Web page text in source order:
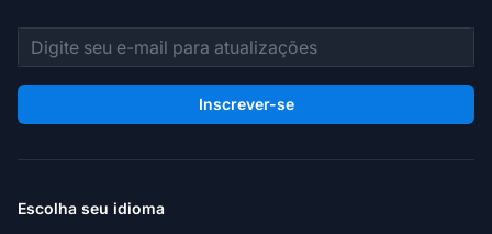
Endereço de e-mail
Inscrever-se
Escolha seu idioma